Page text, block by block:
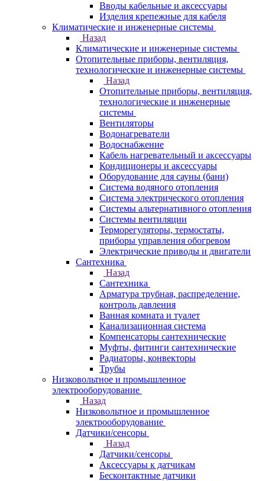
Вводы кабельные и аксессуары
Изделия крепежные для кабеля
Климатические и инженерные системы
Назад
Климатические и инженерные системы
Отопительные приборы, вентиляция,
технологические и инженерные системы
Назад
Отопительные приборы, вентиляция,
технологические и инженерные
системы
Вентиляторы
Водонагреватели
Водоснабжение
Кабель нагревательный и аксессуары
Кондиционеры и аксессуары
Оборудование для сауны (бани)
Система водяного отопления
Система электрического отопления
Системы альтернативного отопления
Системы вентиляции
Терморегуляторы, термостаты,
приборы управления обогревом
Электрические приводы и двигатели
Сантехника
Назад
Сантехника
Арматура трубная, распределение,
контроль давления
Ванная комната и туалет
Канализационная система
Компенсаторы сантехнические
Муфты, фитинги сантехнические
Радиаторы, конвекторы
Трубы
Низковольтное и промышленное
электрооборудование
Назад
Низковольтное и промышленное
электрооборудование
Датчики/сенсоры
Назад
Датчики/сенсоры
Аксессуары к датчикам
Бесконтактные датчики